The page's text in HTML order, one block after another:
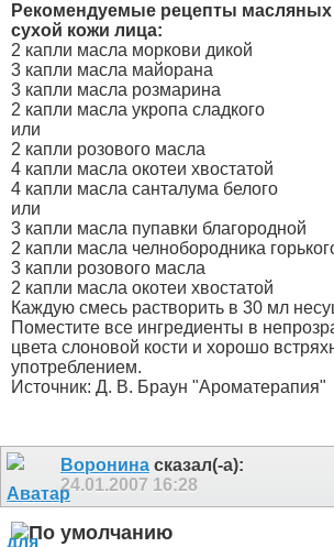
Рекомендуемые рецепты масляных
сухой кожи лица:
2 капли масла моркови дикой
3 капли масла майорана
3 капли масла розмарина
2 капли масла укропа сладкого
или
2 капли розового масла
4 капли масла окотеи хвостатой
4 капли масла санталума белого
или
3 капли масла пупавки благородной
2 капли масла челнобородника
3 капли розового масла
2 капли масла окотеи хвостатой
Каждую смесь растворить в 30 мл
Поместите все ингредиенты в
цвета слоновой кости и хорошо
употреблением.
Источник: Д. В. Браун "Ароматерапия"
Воронина сказал(-а):
24.01.2007 16:28